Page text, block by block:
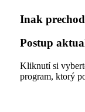
Inak
Postup
Kliknutí si
program, ktorý